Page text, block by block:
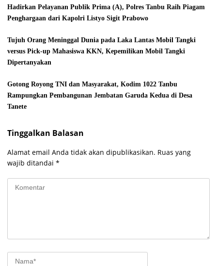
Hadirkan Pelayanan Publik Prima (A), Polres Tanbu Raih Piagam
Penghargaan dari Kapolri Listyo Sigit Prabowo
Tujuh Orang Meninggal Dunia pada Laka Lantas Mobil Tangki
versus Pick-up Mahasiswa KKN, Kepemilikan Mobil Tangki
Dipertanyakan
Gotong Royong TNI dan Masyarakat, Kodim 1022 Tanbu
Rampungkan Pembangunan Jembatan Garuda Kedua di Desa
Tanete
Tinggalkan Balasan
Alamat email Anda tidak akan dipublikasikan. Ruas yang
wajib ditandai *